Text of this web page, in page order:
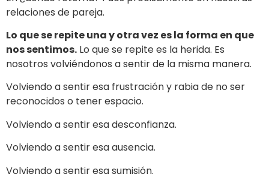
relaciones de pareja.
Lo que se repite una y otra vez es la forma en que
nos sentimos. Lo que se repite es la herida. Es
nosotros volviéndonos a sentir de la misma manera.
Volviendo a sentir esa frustración y rabia de no ser
reconocidos o tener espacio.
Volviendo a sentir esa desconfianza.
Volviendo a sentir esa ausencia.
Volviendo a sentir esa sumisión.